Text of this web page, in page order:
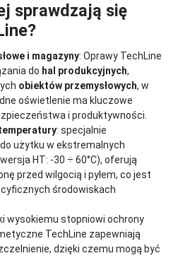
sprawdzają się
i magazyny: Oprawy TechLine
do hal produkcyjnych,
obiektów przemysłowych, w
oświetlenie ma kluczowe
i produktywności.
: specjalnie
użytku w ekstremalnych
HT: -30 ÷ 60°C), oferują
przed wilgocią i pyłem, co jest
środowiskach
wysokiemu stopniowi ochrony
TechLine zapewniają
dzięki czemu mogą być